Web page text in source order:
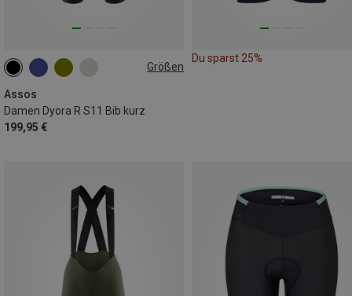
Größen
Assos
Damen Dyora R S11 Bib kurz
199,95 €
XS S M
XXL
Du sparst 25%